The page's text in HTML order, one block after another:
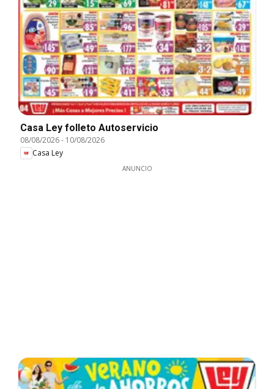
Casa Ley folleto Autoservicio
08/08/2026- 10/08/2026
Casa Ley
ANUNCIO